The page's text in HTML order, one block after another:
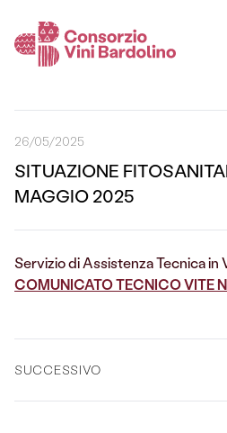
26/05/2025
SITUAZIONE
MAGGIO 2025
Servizio di Assistenza Tecnica in
COMUNICATO TECNICO VITE
SUCCESSIVO